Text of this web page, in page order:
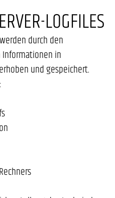
LOGFILES
durch den
in
und gespeichert.